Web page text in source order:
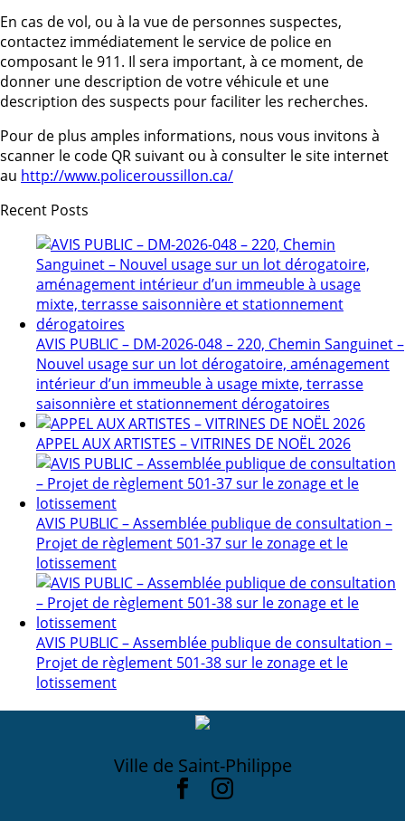
En cas de vol, ou à la vue de personnes suspectes,
contactez immédiatement le service de police en
composant le 911. Il sera important, à ce moment, de
donner une description de votre véhicule et une
description des suspects pour faciliter les recherches.
Pour de plus amples informations, nous vous invitons à
scanner le code QR suivant ou à consulter le site internet
au http://www.policeroussillon.ca/
Recent Posts
AVIS PUBLIC – DM-2026-048 – 220, Chemin Sanguinet –
Nouvel usage sur un lot dérogatoire, aménagement
intérieur d’un immeuble à usage mixte, terrasse
saisonnière et stationnement dérogatoires
APPEL AUX ARTISTES – VITRINES DE NOËL 2026
AVIS PUBLIC – Assemblée publique de consultation –
Projet de règlement 501-37 sur le zonage et le
lotissement
AVIS PUBLIC – Assemblée publique de consultation –
Projet de règlement 501-38 sur le zonage et le
lotissement
Ville de Saint-Philippe